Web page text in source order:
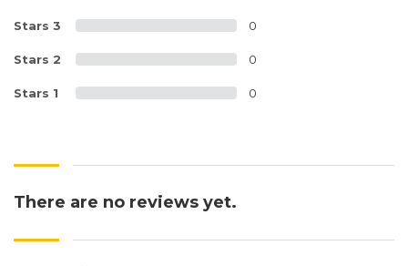
Stars 3 0
Stars 2 0
Stars 1 0
There are no reviews yet.